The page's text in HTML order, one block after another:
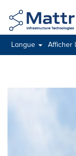
Langue Afficher